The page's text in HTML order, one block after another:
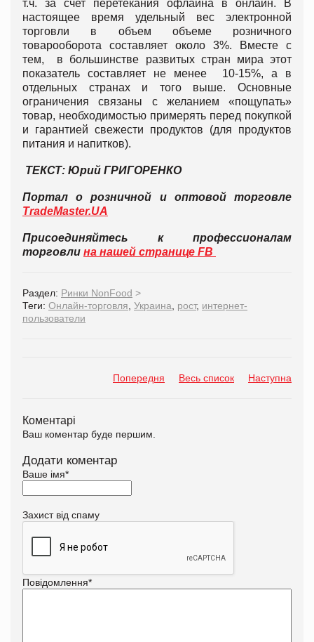
т.ч. за счет перетекания офлайна в онлайн. В
настоящее время удельный вес электронной
торговли в объем объеме розничного
товарооборота составляет около 3%. Вместе с
тем, в большинстве развитых стран мира этот
показатель составляет не менее 10-15%, а в
отдельных странах и того выше. Основные
ограничения связаны с желанием «пощупать»
товар, необходимостью примерять перед покупкой
и гарантией свежести продуктов (для продуктов
питания и напитков).
ТЕКСТ: Юрий ГРИГОРЕНКО
Портал о розничной и оптовой торговле
TradeMaster.UA
Присоединяйтесь к профессионалам
торговли на нашей странице FB
Раздел: Ринки NonFood >
Теги: Онлайн-торговля Украина рост, интернет-
пользователи
Попередня Весь список Наступна
Коментарі
Ваш коментар буде першим.
Додати коментар
Ваше імя*
Захист від спаму
Повідомлення*